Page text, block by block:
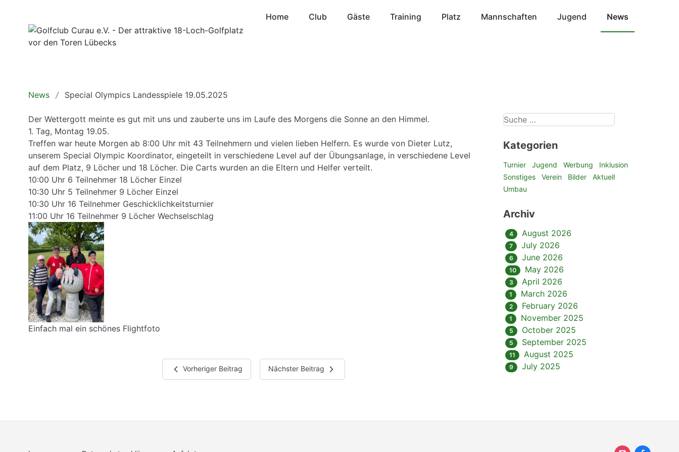
Home Club Gäste Training Platz Mannschaften Jugend News
News Special Olympics Landesspiele 19.05.2025
Der Wettergott meinte es gut mit uns und zauberte uns im Laufe des Morgens die Sonne an den Himmel.
1. Tag, Montag 19.05.
Treffen war heute Morgen ab 8:00 Uhr mit 43 Teilnehmern und vielen lieben Helfern. Es wurde von Dieter Lutz,
unserem Special Olympic Koordinator, eingeteilt in verschiedene Level auf der Übungsanlage, in verschiedene Level
auf dem Platz, 9 Löcher und 18 Löcher. Die Carts wurden an die Eltern und Helfer verteilt.
10:00 Uhr 6 Teilnehmer 18 Löcher Einzel
10:30 Uhr 5 Teilnehmer 9 Löcher Einzel
10:30 Uhr 16 Teilnehmer Geschicklichkeitsturnier
11:00 Uhr 16 Teilnehmer 9 Löcher Wechselschlag
Einfach mal ein schönes Flightfoto
Vorheriger Beitrag Nächster Beitrag
Kategorien
Turnier Jugend Werbung
Inklusion
Sonstiges
Verein Bilder
Aktuell
Umbau
Archiv
4 August 2026
7 July 2026
6 June 2026
10 May 2026
3 April 2026
1 March 2026
2 February 2026
1 November 2025
5 October 2025
5 September 2025
11 August 2025
9 July 2025